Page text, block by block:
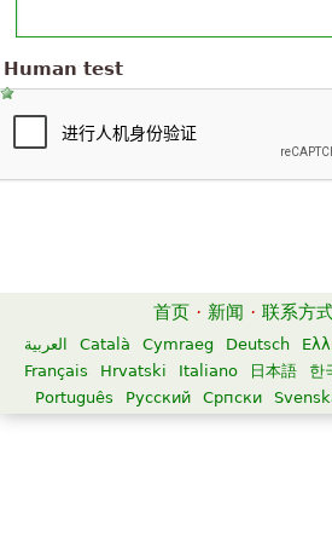
Human test
首页 · 新闻 · 联系方
العربية Català Cymraeg Deutsch
Français
Hrvatski Italiano 日本語 한
Português
Русский Српски